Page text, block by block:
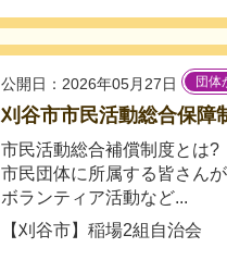
公開日：2026年05月27日 団体
刈谷市市民活動総合保障
市民活動総合補償制度とは?
市民団体に所属する皆さん
ボランティア活動など...
【刈谷市】稲場2組自治会